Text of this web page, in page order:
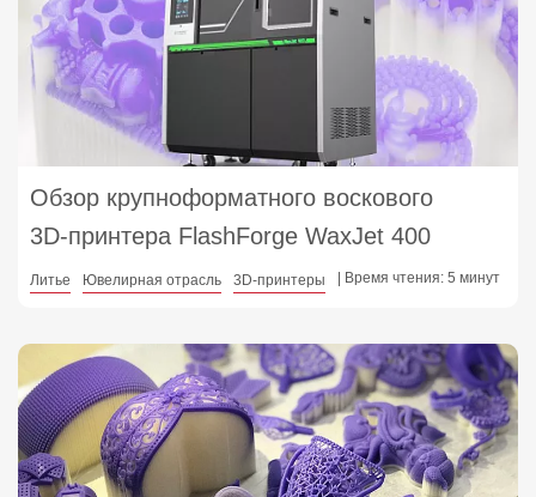
Обзор крупноформатного воскового
3D‑принтера FlashForge WaxJet 400
Литье Ювелирная отрасль 3D-принтеры | Время чтения: 5 минут